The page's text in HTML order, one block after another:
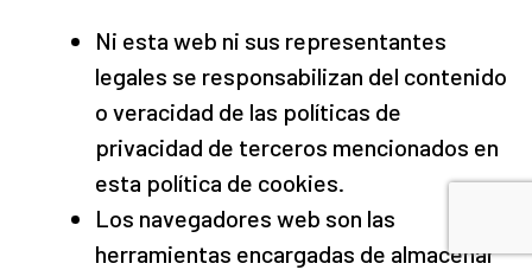
Ni esta web ni sus representantes
legales se responsabilizan del contenido
o veracidad de las políticas de
privacidad de terceros mencionados en
esta política de cookies.
Los navegadores web son las
herramientas encargadas de almacenar